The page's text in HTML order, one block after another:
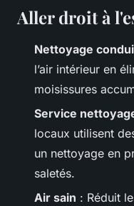
Aller droit à
Nettoyage
l’air intérieur en
moisissures
Service
locaux utilisent
un nettoyage en
saletés.
Air sain : Réduit